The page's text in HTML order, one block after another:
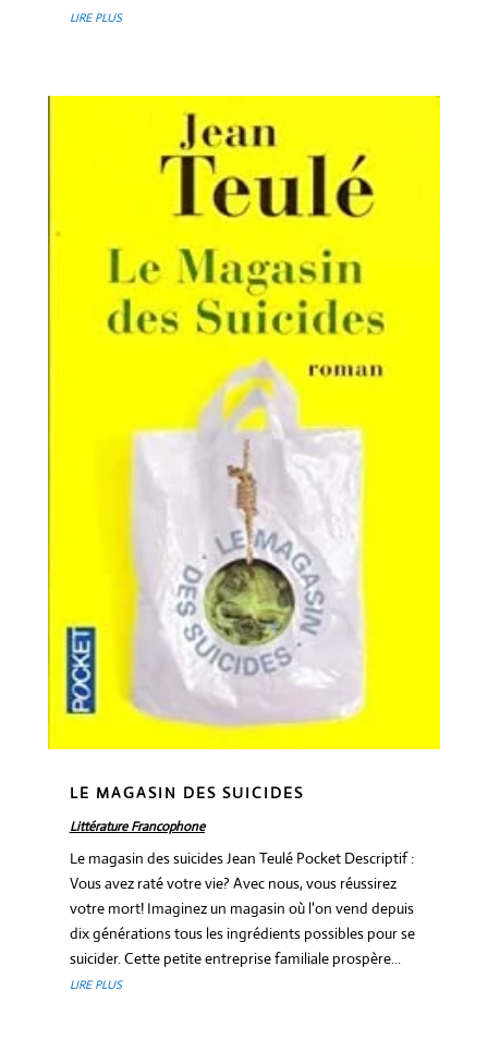
LIRE PLUS
LE MAGASIN DES SUICIDES
Littérature Francophone
Le magasin des suicides Jean Teulé Pocket Descriptif :
Vous avez raté votre vie? Avec nous, vous réussirez
votre mort! Imaginez un magasin où l'on vend depuis
dix générations tous les ingrédients possibles pour se
suicider. Cette petite entreprise familiale prospère...
LIRE PLUS